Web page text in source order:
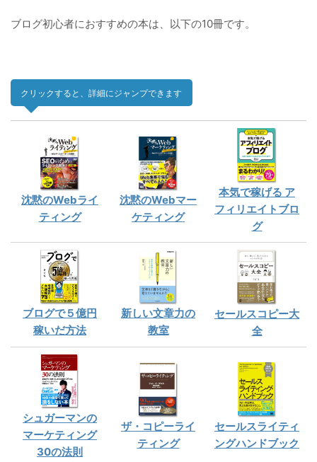
ブログ初心者におすすめの本は、以下の10冊です。
クリックすると、詳細にジャンプできます
沈黙のWebライ
ティング
沈黙のWebマー
ケティング
本気で稼げる ア
フィリエイトブロ
グ
ブログで５億円
稼いだ方法
新しい文章力の
教室
セールスコピー大
全
シュガーマンの
マーケティング
30の法則
ザ・コピーライ
ティング
セールスライティ
ングハンドブック